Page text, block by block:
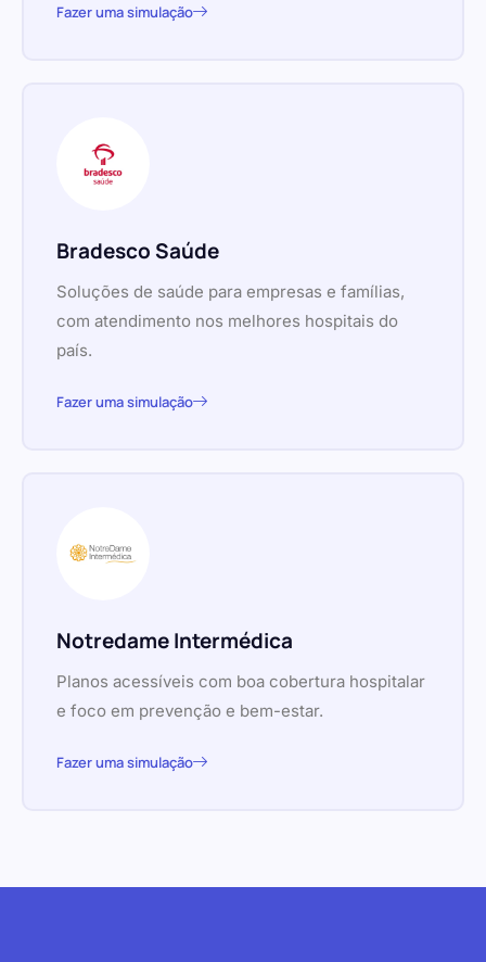
Fazer uma simulação
Bradesco Saúde
Soluções de saúde para empresas e famílias,
com atendimento nos melhores hospitais do
país.
Fazer uma simulação
Notredame Intermédica
Planos acessíveis com boa cobertura hospitalar
e foco em prevenção e bem-estar.
Fazer uma simulação